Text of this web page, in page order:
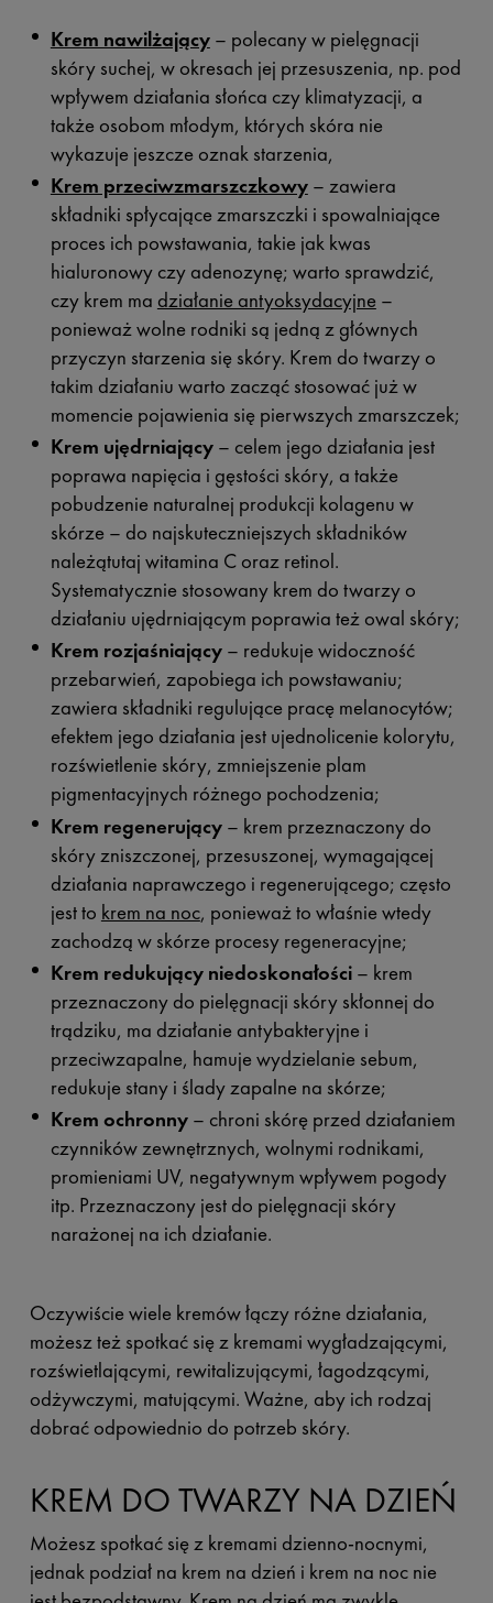
Krem nawilżający – polecany w pielęgnacji
skóry suchej, w okresach jej przesuszenia, np. pod
wpływem działania słońca czy klimatyzacji, a
także osobom młodym, których skóra nie
wykazuje jeszcze oznak starzenia,
Krem przeciwzmarszczkowy – zawiera
składniki spłycające zmarszczki i spowalniające
proces ich powstawania, takie jak kwas
hialuronowy czy adenozynę; warto sprawdzić,
czy krem ma działanie antyoksydacyjne–
ponieważ wolne rodniki są jedną z głównych
przyczyn starzenia się skóry. Krem do twarzy o
takim działaniu warto zacząć stosować już w
momencie pojawienia się pierwszych zmarszczek;
Krem ujędrniający– celem jego działania jest
poprawa napięcia i gęstości skóry, a także
pobudzenie naturalnej produkcji kolagenu w
skórze – do najskuteczniejszych składników
należątutaj witamina C oraz retinol.
Systematycznie stosowany krem do twarzy o
działaniu ujędrniającym poprawia też owal skóry;
Krem rozjaśniający– redukuje widoczność
przebarwień, zapobiega ich powstawaniu;
zawiera składniki regulujące pracę melanocytów;
efektem jego działania jest ujednolicenie kolorytu,
rozświetlenie skóry, zmniejszenie plam
pigmentacyjnych różnego pochodzenia;
Krem regenerujący– krem przeznaczony do
skóry zniszczonej, przesuszonej, wymagającej
działania naprawczego i regenerującego; często
jest to krem na noc, ponieważ to właśnie wtedy
zachodzą w skórze procesy regeneracyjne;
Krem redukujący niedoskonałości – krem
przeznaczony do pielęgnacji skóry skłonnej do
trądziku, ma działanie antybakteryjne i
przeciwzapalne, hamuje wydzielanie sebum,
redukuje stany i ślady zapalne na skórze;
Krem ochronny– chroni skórę przed działaniem
czynników zewnętrznych, wolnymi rodnikami,
promieniami UV, negatywnym wpływem pogody
itp. Przeznaczony jest do pielęgnacji skóry
narażonej na ich działanie.
Oczywiście wiele kremów łączy różne działania,
możesz też spotkać się z kremami wygładzającymi,
rozświetlającymi, rewitalizującymi, łagodzącymi,
odżywczymi, matującymi. Ważne, aby ich rodzaj
dobrać odpowiednio do potrzeb skóry.
KREM DO TWARZY NA DZIEŃ
Możesz spotkać się z kremami dzienno-nocnymi,
jednak podział na krem na dzień i krem na noc nie